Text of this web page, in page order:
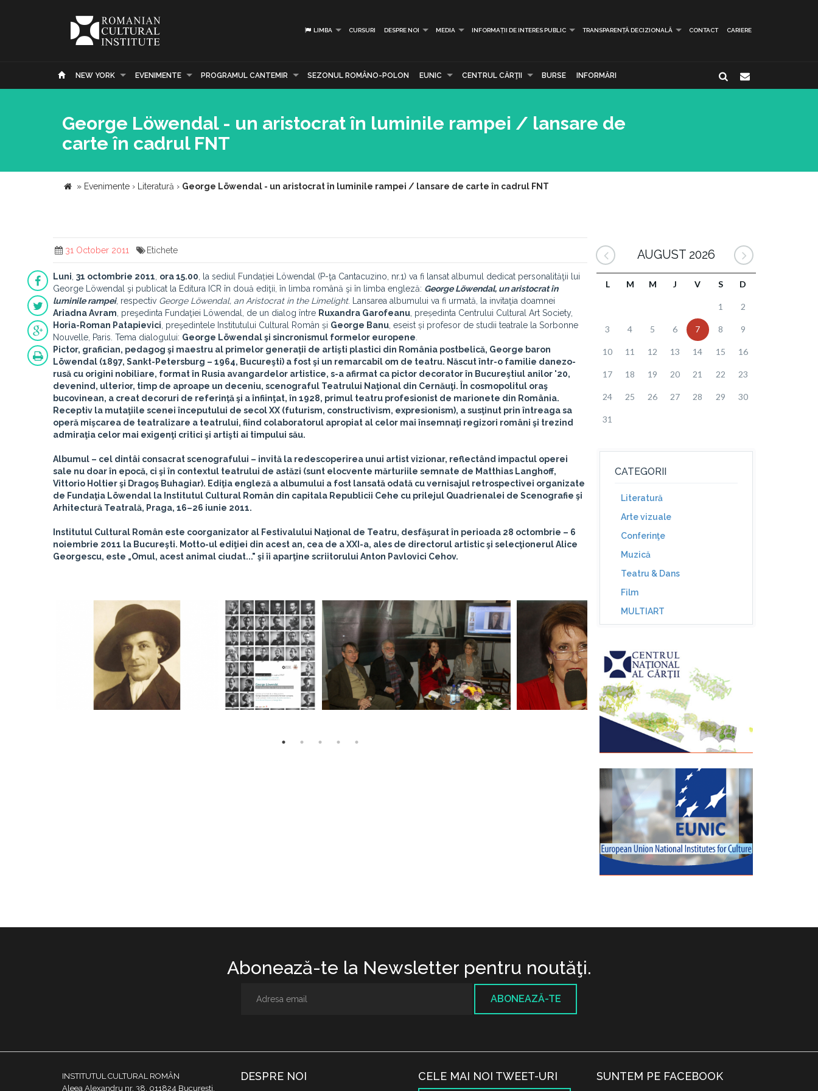
LIMBA CURSURI DESPRE NOI MEDIA INFORMAȚII DE INTERES PUBLIC TRANSPARENȚĂ DECIZIONALĂ CONTACT CARIERE
NEW YORK EVENIMENTE PROGRAMUL CANTEMIR SEZONUL ROMÂNO-POLON EUNIC CENTRUL CĂRŢII BURSE INFORMĂRI
George Löwendal - un aristocrat în luminile rampei / lansare de
carte în cadrul FNT
» Evenimente › Literatură › George Löwendal - un aristocrat în luminile rampei / lansare de carte în cadrul FNT
31 October 2011 Etichete
Luni 31 octombrie 2011 ora 15.00 , la sediul Fundației Löwendal (P-ţa Cantacuzino, nr.1) va fi lansat albumul dedicat personalităţii lui
George Löwendal şi publicat la Editura ICR în două ediţii, în limba română şi în limba engleză: George Löwendal, un aristocrat în
luminile rampei, respectiv George Löwendal, an Aristocrat in the Limelight. Lansarea albumului va fi urmată, la invitaţia doamnei
Ariadna Avram , preşedinta Fundaţiei Löwendal, de un dialog între Ruxandra Garofeanu , președinta Centrului Cultural Art Society,
Horia-Roman Patapievici , preşedintele Institutului Cultural Român și George Banu , eseist și profesor de studii teatrale la Sorbonne
Nouvelle, Paris. Tema dialogului: George Löwendal şi sincronismul formelor europene
Pictor, grafician, pedagog şi maestru al primelor generaţii de artişti plastici din România postbelică, George baron
Löwendal (1897, Sankt-Petersburg – 1964, Bucureşti) a fost şi un remarcabil om de teatru. Născut într-o familie danezo-
rusă cu origini nobiliare, format în Rusia avangardelor artistice, s-a afirmat ca pictor decorator în Bucureştiul anilor '20,
devenind, ulterior, timp de aproape un deceniu, scenograful Teatrului Naţional din Cernăuţi. În cosmopolitul oraş
bucovinean, a creat decoruri de referinţă şi a înfiinţat, în 1928, primul teatru profesionist de marionete din România.
Receptiv la mutaţiile scenei începutului de secol XX (futurism, constructivism, expresionism), a susţinut prin întreaga sa
operă mişcarea de teatralizare a teatrului, fiind colaboratorul apropiat al celor mai însemnaţi regizori români şi trezind
admiraţia celor mai exigenţi critici şi artişti ai timpului său.
Albumul – cel dintâi consacrat scenografului – invită la redescoperirea unui artist vizionar, reflectând impactul operei
sale nu doar în epocă, ci şi în contextul teatrului de astăzi (sunt elocvente mărturiile semnate de Matthias Langhoff,
Vittorio Holtier şi Dragoş Buhagiar). Ediţia engleză a albumului a fost lansată odată cu vernisajul retrospectivei organizate
de Fundaţia Löwendal la Institutul Cultural Român din capitala Republicii Cehe cu prilejul Quadrienalei de Scenografie şi
Arhitectură Teatrală, Praga, 16–26 iunie 2011.
Institutul Cultural Român este coorganizator al Festivalului Naţional de Teatru, desfăşurat în perioada 28 octombrie – 6
noiembrie 2011 la Bucureşti. Motto-ul ediţiei din acest an, cea de a XXI-a, ales de directorul artistic şi selecţionerul Alice
Georgescu, este „Omul, acest animal ciudat..." şi îi aparţine scriitorului Anton Pavlovici Cehov.
AUGUST 2026
L M M J V S D
1 2
3 4 5 6 7 8 9
10 11 12 13 14 15 16
17 18 19 20 21 22 23
24 25 26 27 28 29 30
31
CATEGORII
Literatură
Arte vizuale
Conferinţe
Muzică
Teatru & Dans
Film
MULTIART
Abonează-te la Newsletter pentru noutăţi.
ABONEAZĂ-TE
INSTITUTUL CULTURAL ROMÂN
Aleea Alexandru nr. 38, 011824 București,
DESPRE NOI CELE MAI NOI TWEET-URI SUNTEM PE FACEBOOK